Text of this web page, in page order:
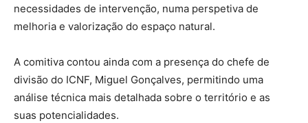
necessidades de intervenção, numa perspetiva de
melhoria e valorização do espaço natural.
A comitiva contou ainda com a presença do chefe de
divisão do ICNF, Miguel Gonçalves, permitindo uma
análise técnica mais detalhada sobre o território e as
suas potencialidades.